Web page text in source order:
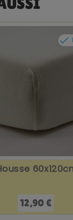

Prix
12,90 €